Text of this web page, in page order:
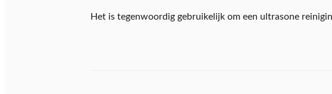
Het is tegenwoordig gebruikelijk om een ultrasone